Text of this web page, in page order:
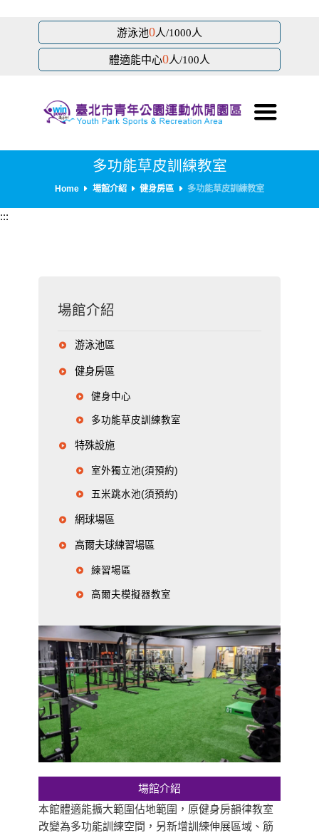
游泳池0人/1000人
體適能中心0人/100人
多功能草皮訓練教室
Home 場館介紹 健身房區 多功能草皮訓練教室
:::
場館介紹
游泳池區
健身房區
健身中心
多功能草皮訓練教室
特殊設施
室外獨立池(須預約)
五米跳水池(須預約)
網球場區
高爾夫球練習場區
練習場區
高爾夫模擬器教室
場館介紹
本館體適能擴大範圍佔地範圍，原健身房韻律教室
改變為多功能訓練空間，另新增訓練伸展區域、筋